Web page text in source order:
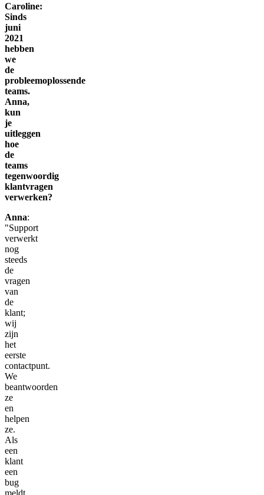
Caroline:
Sinds
juni
2021
hebben
we
de
probleemoplossende
teams.
Anna,
kun
je
uitleggen
hoe
de
teams
tegenwoordig
klantvragen
verwerken?
Anna:
"Support
verwerkt
nog
steeds
de
vragen
van
de
klant;
wij
zijn
het
eerste
contactpunt.
We
beantwoorden
ze
en
helpen
ze.
Als
een
klant
een
bug
meldt,